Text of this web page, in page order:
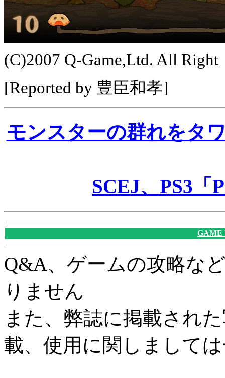
(C)2007 Q-Game,Ltd. All
[Reported by 豊臣和孝]
モンスターの群れをタ
SCEJ、PS3「
GAME
Q&A、ゲームの攻略な
りません
また、弊誌に掲載され
載、使用に関しまして